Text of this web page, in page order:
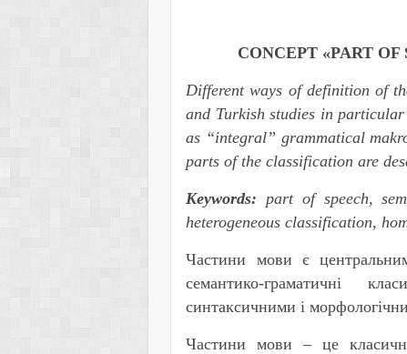
CONCEPT «PART
Different ways of definition of
and Turkish studies in
as “integral” grammatical
parts of the classification are
Keywords: part of speech,
heterogeneous classification,
Частини мови є
семантико-граматичні
синтаксичними і
Частини мови ‒ це